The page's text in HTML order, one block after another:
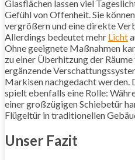
Glasflächen lassen viel
Gefühl von Offenheit. Sie
vergrößern und eine direkte
Allerdings bedeutet mehr Licht
Ohne geeignete Maßnahmen
zu einer Überhitzung der
ergänzende
Markisen nachgedacht
spielt ebenfalls eine Rolle:
einer großzügigen Schiebetür
Flügeltür in traditionellen
Unser Fazit